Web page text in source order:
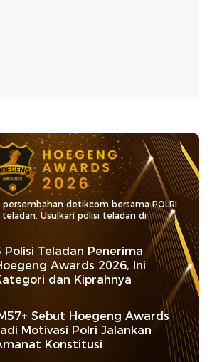
detikcom bersama POLRI
teladan. Usulkan polisi teladan di
Polisi Teladan Penerima
Awards 2026, Ini
dan Kiprahnya
Sebut Hoegeng Awards
Motivasi Polri Jalankan
Konstitusi